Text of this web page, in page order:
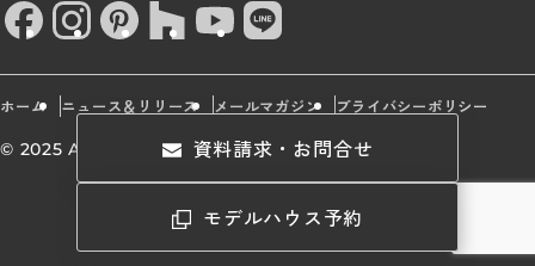
資料請求・お問合せ
モデルハウス予約
ホーム ニュース＆リリース メールマガジン
プライバシーポリシー
© 2025 AIBA Group All rights Reserved.